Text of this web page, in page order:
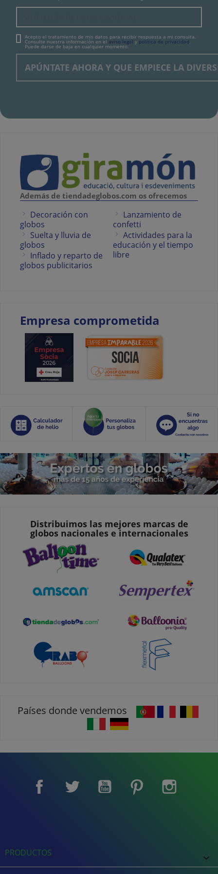
Acepto el tratamiento de mis datos para recibir respuesta a mi consulta.
Consulte nuestra información en el aviso legal y política de privacidad.
Puede darse de baja en cualquier momento.
Además de tiendadeglobos.com os ofrecemos
Decoración con
globos
Suelta y lluvia de
globos
Inflado y reparto de
globos publicitarios
Lanzamiento de
confetti
Actividades para la
educación y el tiempo
libre
Empresa comprometida
Distribuimos las mejores marcas de
globos nacionales e internacionales
Países donde vendemos
Facebook Twitter YouTube Pinterest
PRODUCTOS 